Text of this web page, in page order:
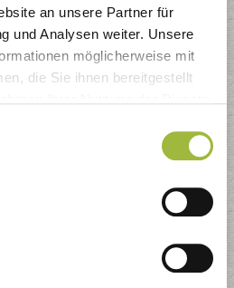
an unsere Partner für
und Analysen weiter. Unsere
möglicherweise mit
die Sie ihnen bereitgestellt
- wir kümmern uns